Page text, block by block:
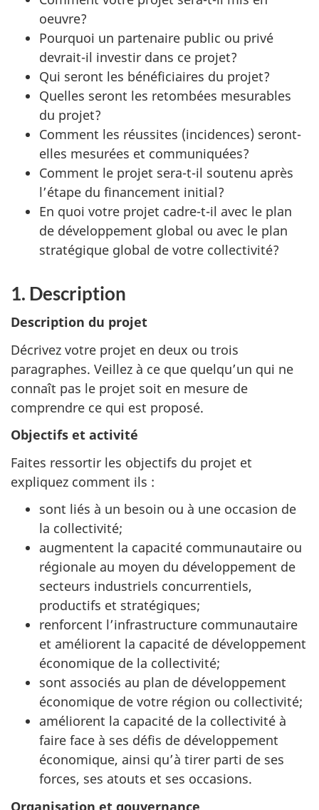
oeuvre?
Pourquoi un partenaire public ou privé
devrait-il investir dans ce projet?
Qui seront les bénéficiaires du projet?
Quelles seront les retombées mesurables
du projet?
Comment les réussites (incidences) seront-
elles mesurées et communiquées?
Comment le projet sera-t-il soutenu après
l’étape du financement initial?
En quoi votre projet cadre-t-il avec le plan
de développement global ou avec le plan
stratégique global de votre collectivité?
1. Description
Description du projet
Décrivez votre projet en deux ou trois
paragraphes. Veillez à ce que quelqu’un qui ne
connaît pas le projet soit en mesure de
comprendre ce qui est proposé.
Objectifs et activité
Faites ressortir les objectifs du projet et
expliquez comment ils :
sont liés à un besoin ou à une occasion de
la collectivité;
augmentent la capacité communautaire ou
régionale au moyen du développement de
secteurs industriels concurrentiels,
productifs et stratégiques;
renforcent l’infrastructure communautaire
et améliorent la capacité de développement
économique de la collectivité;
sont associés au plan de développement
économique de votre région ou collectivité;
améliorent la capacité de la collectivité à
faire face à ses défis de développement
économique, ainsi qu’à tirer parti de ses
forces, ses atouts et ses occasions.
Organisation et gouvernance